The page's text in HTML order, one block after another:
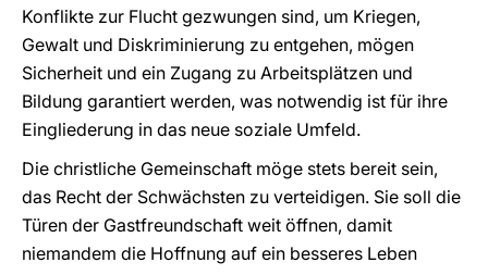
Konflikte zur Flucht gezwungen sind, um Kriegen,
Gewalt und Diskriminierung zu entgehen, mögen
Sicherheit und ein Zugang zu Arbeitsplätzen und
Bildung garantiert werden, was notwendig ist für ihre
Eingliederung in das neue soziale Umfeld.
Die christliche Gemeinschaft möge stets bereit sein,
das Recht der Schwächsten zu verteidigen. Sie soll die
Türen der Gastfreundschaft weit öffnen, damit
niemandem die Hoffnung auf ein besseres Leben